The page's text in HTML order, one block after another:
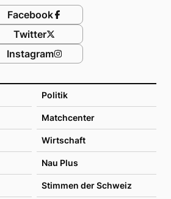
Politik
Matchcenter
Wirtschaft
Nau Plus
Stimmen der Schweiz
Facebook
Twitter
Instagram